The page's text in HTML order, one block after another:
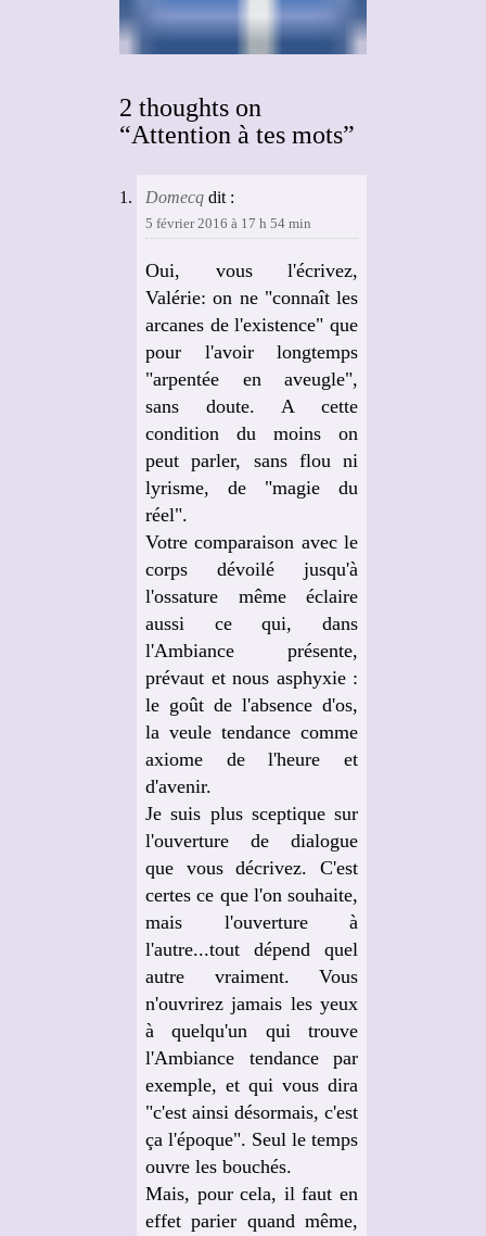
2 thoughts on
“Attention à tes mots”
Domecq dit :
5 février 2016 à 17 h 54 min
Oui, vous l'écrivez,
Valérie: on ne "connaît les
arcanes de l'existence" que
pour l'avoir longtemps
"arpentée en aveugle",
sans doute. A cette
condition du moins on
peut parler, sans flou ni
lyrisme, de "magie du
réel".
Votre comparaison avec le
corps dévoilé jusqu'à
l'ossature même éclaire
aussi ce qui, dans
l'Ambiance présente,
prévaut et nous asphyxie :
le goût de l'absence d'os,
la veule tendance comme
axiome de l'heure et
d'avenir.
Je suis plus sceptique sur
l'ouverture de dialogue
que vous décrivez. C'est
certes ce que l'on souhaite,
mais l'ouverture à
l'autre...tout dépend quel
autre vraiment. Vous
n'ouvrirez jamais les yeux
à quelqu'un qui trouve
l'Ambiance tendance par
exemple, et qui vous dira
"c'est ainsi désormais, c'est
ça l'époque". Seul le temps
ouvre les bouchés.
Mais, pour cela, il faut en
effet parier quand même,